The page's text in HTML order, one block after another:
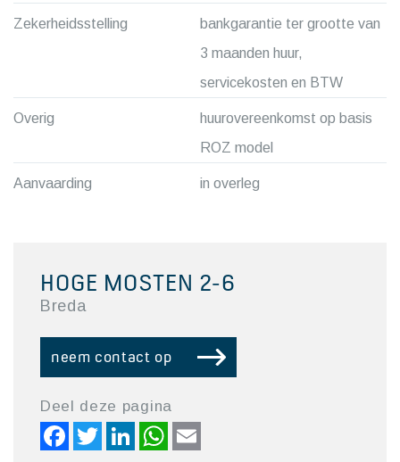
Zekerheidsstelling
bankgarantie ter grootte van
3 maanden huur,
servicekosten en BTW
Overig
huurovereenkomst op basis
ROZ model
Aanvaarding in overleg
HOGE MOSTEN 2-6
Breda
neem contact op
Deel deze pagina
FacebookTwitterLinkedInWhatsApp